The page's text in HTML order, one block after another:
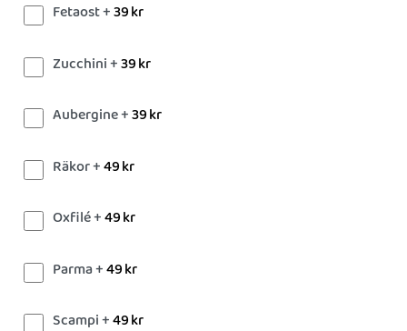
Fetaost +39kr
Zucchini +39kr
Aubergine +39kr
Räkor +49kr
Oxfilé +49kr
Parma +49kr
Scampi +49kr